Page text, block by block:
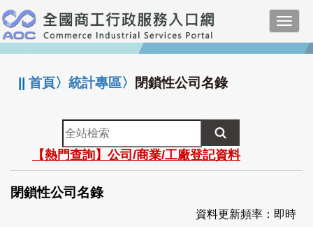
跳
到
主
要
:::
||首頁〉統計專區〉 閉鎖性公司名錄
全
站
檢
索
【熱門查詢】公司/商業/工廠登記資料
閉鎖性公司名錄
資料更新頻率：即時